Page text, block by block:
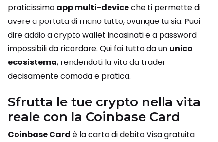
praticissima app multi-deviceche ti permette di
avere a portata di mano tutto, ovunque tu sia. Puoi
dire addio a crypto wallet incasinati e a password
impossibili da ricordare. Qui fai tutto da un unico
ecosistema, rendendoti la vita da trader
decisamente comoda e pratica.
Sfrutta le tue crypto nella vita
reale con la Coinbase Card
Coinbase Card è la carta di debito Visa gratuita